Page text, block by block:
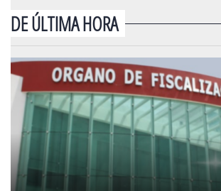
DE ÚLTIMA HORA